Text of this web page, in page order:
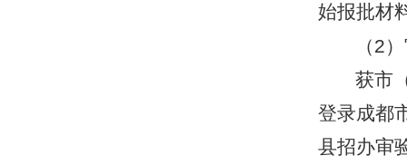
始报批材
（2
获市
登录成都
县招办审